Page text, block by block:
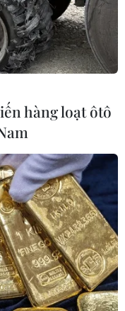
có thể đạt từ 6-8
có thể đạt được
hàng loạt ôtô